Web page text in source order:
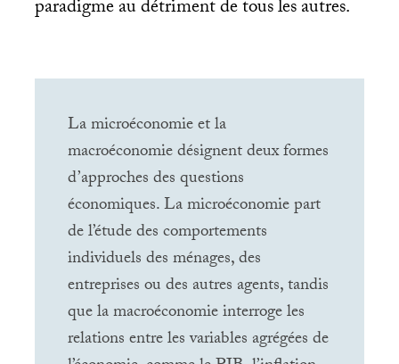
paradigme au détriment de tous les autres.
La microéconomie et la
macroéconomie désignent deux formes
d’approches des questions
économiques. La microéconomie part
de l’étude des comportements
individuels des ménages, des
entreprises ou des autres agents, tandis
que la macroéconomie interroge les
relations entre les variables agrégées de